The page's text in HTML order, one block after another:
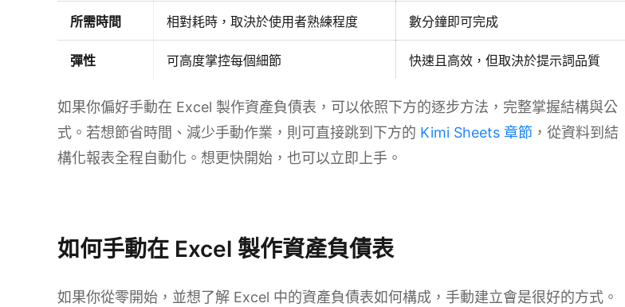
所需時間 相對耗時，取決於使用者熟練程度 數分鐘即可完成
彈性 可高度掌控每個細節 快速且高效，但取決於提示詞品質
如果你偏好手動在 Excel 製作資產負債表，可以依照下方的逐步方法，完整掌握結構與公
式。若想節省時間、減少手動作業，則可直接跳到下方的 Kimi Sheets 章節 ，從資料到結
構化報表全程自動化。想更快開始，也可以立即上手。
如何手動在 Excel 製作資產負債表
如果你從零開始，並想了解 Excel 中的資產負債表如何構成，手動建立會是很好的方式。